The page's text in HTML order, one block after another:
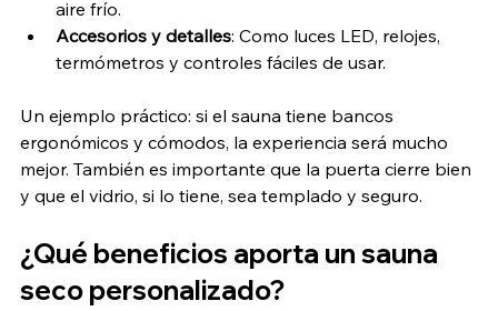
aire frío.
Accesorios y detalles: Como luces LED, relojes,
termómetros y controles fáciles de usar.
Un ejemplo práctico: si el sauna tiene bancos
ergonómicos y cómodos, la experiencia será mucho
mejor. También es importante que la puerta cierre bien
y que el vidrio, si lo tiene, sea templado y seguro.
¿Qué beneficios aporta un sauna
seco personalizado?